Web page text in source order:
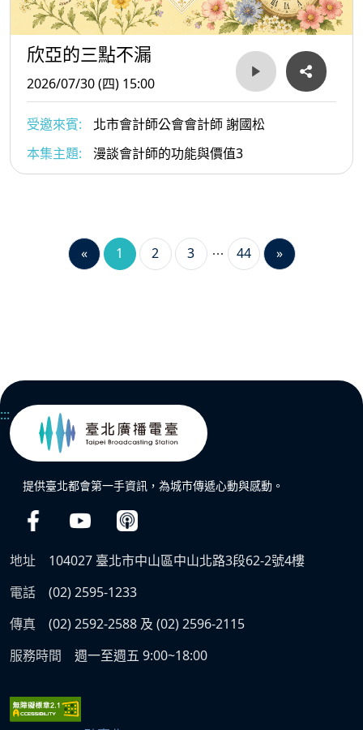
欣亞的三點不漏
2026/07/30 (四) 15:00
受邀來賓:
北市會計師公會會計師 謝國松
本集主題:
漫談會計師的功能與價值3
« 1 2 3 44 »
:::
提供臺北都會第一手資訊，為城市傳遞心動與感動。
地址
104027 臺北市中山區中山北路3段62-2號4樓
電話
(02) 2595-1233
傳真
(02) 2592-2588 及 (02) 2596-2115
服務時間
週一至週五 9:00~18:00